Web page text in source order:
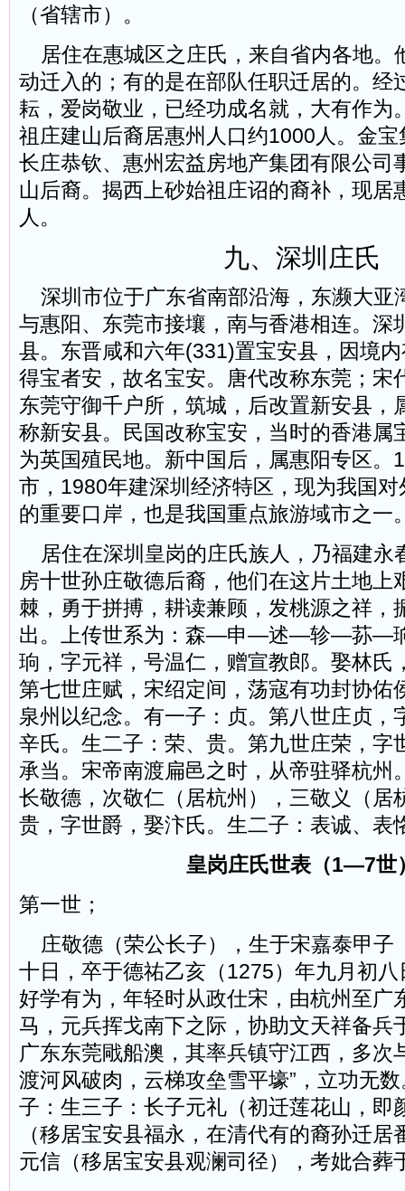
（省辖市）。
居住在惠城区之庄氏，来自省内各地。
动迁入的；有的是在部队任职迁居的。经
耘，爱岗敬业，已经功成名就，大有作为
祖庄建山后裔居惠州人口约1000人。金
长庄恭钦、惠州宏益房地产集团有限公司
山后裔。揭西上砂始祖庄诏的裔补，现居
人。
九、深圳庄氏
深圳市位于广东省南部沿海，东濒大亚
与惠阳、东莞市接壤，南与香港相连。深
县。东晋咸和六年(331)置宝安县，因境
得宝者安，故名宝安。唐代改称东莞；宋
东莞守御千户所，筑城，后改置新安县，
称新安县。民国改称宝安，当时的香港属
为英国殖民地。新中国后，属惠阳专区。
市，1980年建深圳经济特区，现为我国
的重要口岸，也是我国重点旅游域市之一
居住在深圳皇岗的庄氏族人，乃福建永
房十世孙庄敬德后裔，他们在这片土地上
棘，勇于拼搏，耕读兼顾，发桃源之祥，
出。上传世系为：森—申—述—轸—荪—
珦，字元祥，号温仁，赠宣教郎。娶林氏
第七世庄赋，宋绍定间，荡寇有功封协佑
泉州以纪念。有一子：贞。第八世庄贞，
辛氏。生二子：荣、贵。第九世庄荣，字
承当。宋帝南渡扁邑之时，从帝驻驿杭州
长敬德，次敬仁（居杭州），三敬义（居
贵，字世爵，娶汴氏。生二子：表诚、表
皇岗庄氏世表（1—7世
第一世；
庄敬德（荣公长子），生于宋嘉泰甲子
十日，卒于德祐乙亥（1275）年九月初
好学有为，年轻时从政仕宋，由杭州至广
马，元兵挥戈南下之际，协助文天祥备兵
广东东莞戙船澳，其率兵镇守江西，多次
渡河风破肉，云梯攻垒雪平壕”，立功无
子：生三子：长子元礼（初迁莲花山，即
（移居宝安县福永，在清代有的裔孙迁
元信（移居宝安县观澜司径），考妣合葬